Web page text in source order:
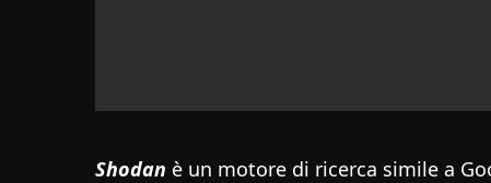
Shodan è un motore di ricerca simile a